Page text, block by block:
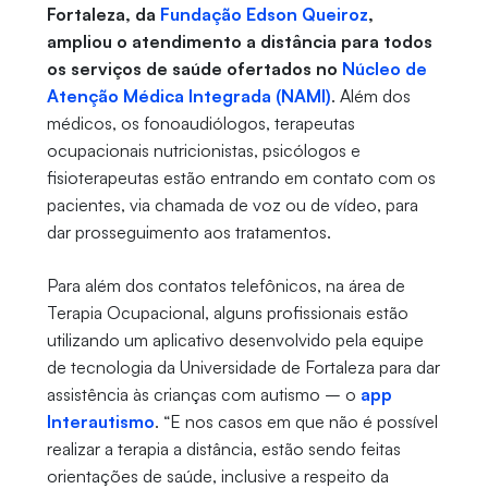
Fortaleza, da Fundação Edson Queiroz,
ampliou o atendimento a distância para todos
os serviços de saúde ofertados no Núcleo de
Atenção Médica Integrada (NAMI). Além dos
médicos, os fonoaudiólogos, terapeutas
ocupacionais nutricionistas, psicólogos e
fisioterapeutas estão entrando em contato com os
pacientes, via chamada de voz ou de vídeo, para
dar prosseguimento aos tratamentos.
Para além dos contatos telefônicos, na área de
Terapia Ocupacional, alguns profissionais estão
utilizando um aplicativo desenvolvido pela equipe
de tecnologia da Universidade de Fortaleza para dar
assistência às crianças com autismo – o app
Interautismo. “E nos casos em que não é possível
realizar a terapia a distância, estão sendo feitas
orientações de saúde, inclusive a respeito da